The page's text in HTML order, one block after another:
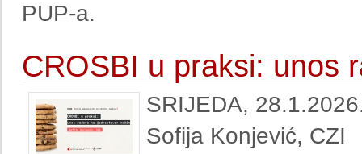
PUP-a.
CROSBI u praksi: unos
SRIJEDA,
Sofija Konjević, CZI